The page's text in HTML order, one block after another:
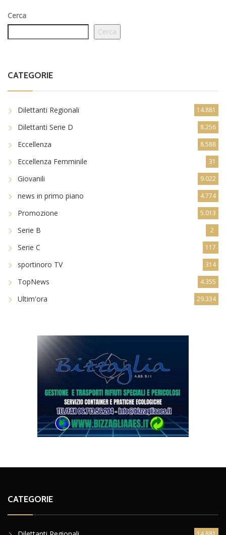
Cerca
Cerca
CATEGORIE
Dilettanti Regionali 14.881
Dilettanti Serie D 8.256
Eccellenza 8.588
Eccellenza Femminile 31
Giovanili 9.022
news in primo piano 4.774
Promozione 5.013
Serie B 2
Serie C 117
sportinoro TV 314
TopNews 4.355
Ultim'ora 29.334
CATEGORIE